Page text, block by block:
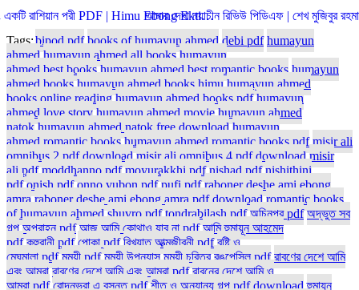
একটি রাশিয়ান পরী PDF | Himu Ebong Ekti…আমার দেখা নয়াচীন রিভিউ পিডিএফ | শেখ মুজিবুর
Tags:bipod pdf books of humayun ahmed debi pdf humayun
ahmed humayun ahmed all books humayun
ahmed best books humayun ahmed best romantic books humayun
ahmed books humayun ahmed books himu humayun ahmed
books online reading humayun ahmed books pdf humayun
ahmed love story humayun ahmed movie humayun ahmed
natok humayun ahmed natok free download humayun
ahmed romantic books humayun ahmed romantic books pdf misir ali
omnibus 2 pdf download misir ali omnibus 4 pdf download misir
ali pdf moddhanno pdf moyurakkhi pdf nishad pdf nishithini
pdf onish pdf onno vubon pdf pufi pdf raboner deshe ami ebong
amra raboner deshe ami ebong amra pdf download romantic books
of humayun ahmed shuvro pdf tondrabilash pdf অচিনপুর pdf অদ্ভুত সব
গল্প অপরাহ্ন pdf আজ আমি কোথাও যাব না pdf আমি হুমায়ূন আহমেদ
pdf কুহুরানী pdf পোকা pdf বিখ্যাত আত্মজীবনী pdf বৃষ্টি ও
মেঘমালা pdf মৃন্ময়ী pdf মৃন্ময়ী উপন্যাস মৃন্ময়ী চরিত্র রঙপেন্সিল pdf রাবণের দেশে আমি
এবং আমরা রাবণের দেশে আমি এবং আমরা pdf রাবনের দেশে আমি ও
আমরা pdf রোদনভরা এ বসন্ত pdf শীত ও অন্যান্য গল্প pdf download হুমায়ুন